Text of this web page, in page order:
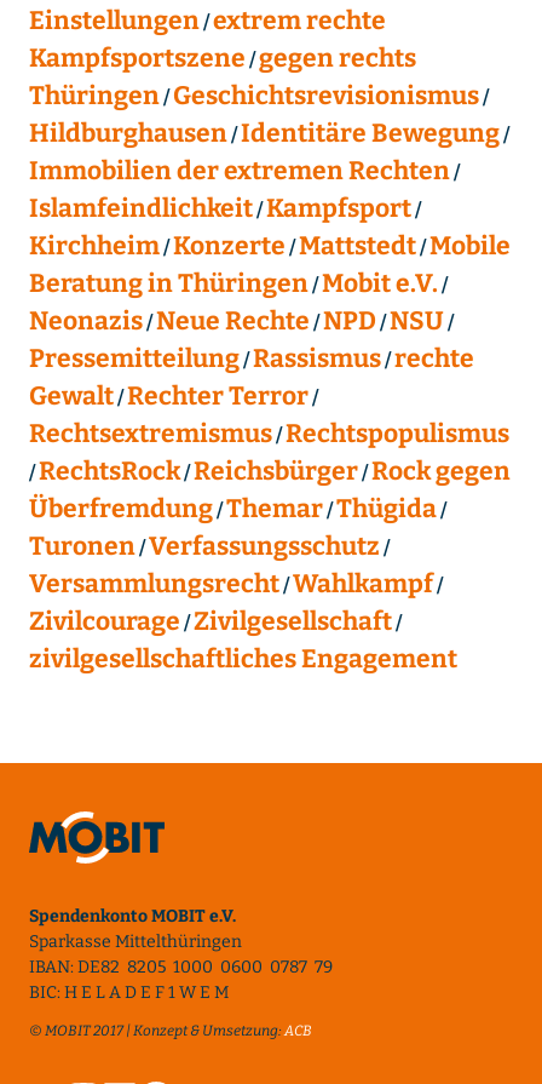
Einstellungen extrem rechte
Kampfsportszene gegen rechts
Thüringen Geschichtsrevisionismus
Hildburghausen Identitäre Bewegung
Immobilien der extremen Rechten
Islamfeindlichkeit Kampfsport
Kirchheim Konzerte Mattstedt Mobile
Beratung in Thüringen Mobit e.V.
Neonazis Neue Rechte NPD NSU
Pressemitteilung Rassismus rechte
Gewalt Rechter Terror
Rechtsextremismus Rechtspopulismus
RechtsRock Reichsbürger Rock gegen
Überfremdung Themar Thügida
Turonen Verfassungsschutz
Versammlungsrecht Wahlkampf
Zivilcourage Zivilgesellschaft
zivilgesellschaftliches Engagement
Spendenkonto MOBIT e.V.
Sparkasse Mittelthüringen
IBAN: DE82 8205 1000 0600 0787 79
BIC: H E L A D E F 1 W E M
© MOBIT 2017 | Konzept & Umsetzung:ACB